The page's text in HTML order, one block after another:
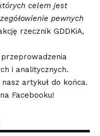
celem jest
pewnych
rzecznik GDDKiA,
przeprowadzenia
i analitycznych.
artykuł do końca.
Facebooku!